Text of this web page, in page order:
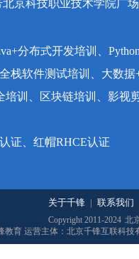
京科技职业技术学院广
分布式开发培训、
栈软件测试培训、大数
训、区块链培训、影视
证、红帽RHCE认证
关于千锋 | 联系我们
Copyright 2011-2024 北
教育 运营主体：北京千锋互联科